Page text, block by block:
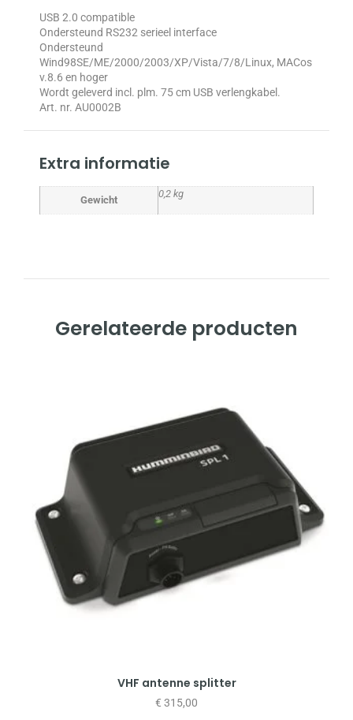
USB 2.0 compatible
Ondersteund RS232 serieel interface
Ondersteund
Wind98SE/ME/2000/2003/XP/Vista/7/8/Linux, MACos
v.8.6 en hoger
Wordt geleverd incl. plm. 75 cm USB verlengkabel.
Art. nr. AU0002B
Extra informatie
Gewicht
0,2 kg
Gerelateerde producten
VHF antenne splitter
€ 315,00